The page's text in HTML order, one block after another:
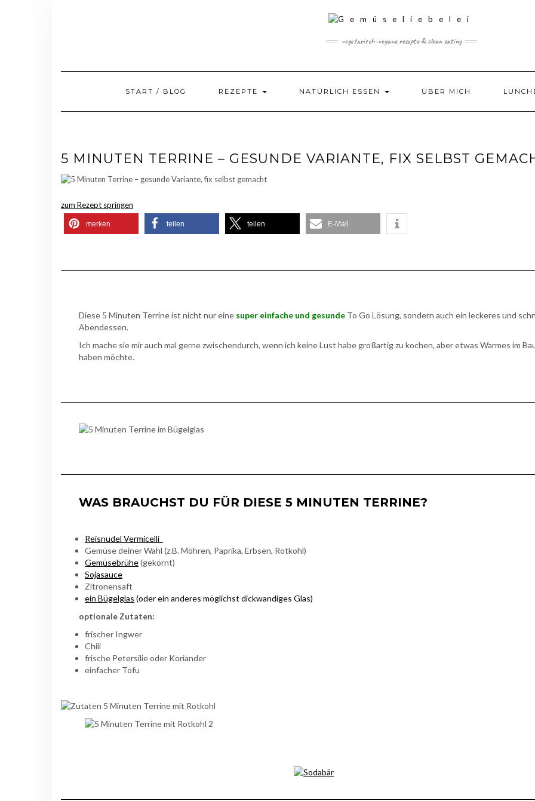
vegetarisch-vegane rezepte & clean eating
START / BLOG REZEPTE NATÜRLICH ESSEN ÜBER MICH
5 MINUTEN TERRINE – GESUNDE VARIANTE, FIX SELBST
zum Rezept springen
merken teilen teilen E-Mail
Diese 5 Minuten Terrine ist nicht nur eine super einfache und gesunde To Go Lösung, sondern auch ein leckeres und
Abendessen.
Ich mache sie mir auch mal gerne zwischendurch, wenn ich keine Lust habe großartig zu kochen, aber etwas Warmes im
haben möchte.
WAS BRAUCHST DU FÜR DIESE 5 MINUTEN TERRINE?
Reisnudel Vermicelli
Gemüse deiner Wahl (z.B. Möhren, Paprika, Erbsen, Rotkohl)
Gemüsebrühe(gekörnt)
Sojasauce
Zitronensaft
ein Bügelglas (oder ein anderes möglichst dickwandiges Glas)
optionale Zutaten:
frischer Ingwer
Chili
frische Petersilie oder Koriander
einfacher Tofu